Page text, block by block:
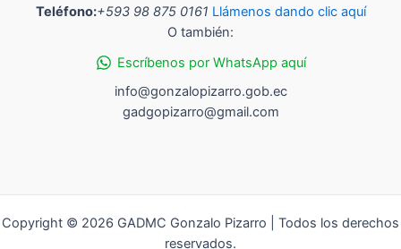
Teléfono:+593 98 875 0161 Llámenos dando clic aquí
O también:
Escríbenos por WhatsApp aquí
info@gonzalopizarro.gob.ec
gadgopizarro@gmail.com
Copyright © 2026 GADMC Gonzalo Pizarro | Todos los derechos
reservados.